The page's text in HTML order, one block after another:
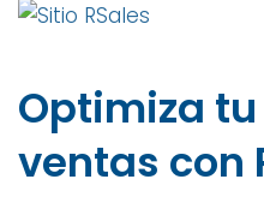
Optimiza
ventas con